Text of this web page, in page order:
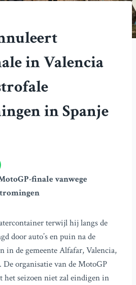
in Valencia
in Spanje
finale vanwege
terwijl hij langs de
door auto’s en puin na de
in de gemeente Alfafar, Valencia,
De organisatie van de MotoGP
het seizoen niet zal eindigen in